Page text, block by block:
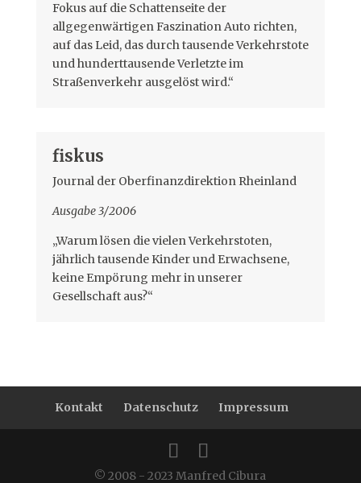
Fokus auf die Schattenseite der
allgegenwärtigen Faszination Auto richten,
auf das Leid, das durch tausende Verkehrstote
und hunderttausende Verletzte im
Straßenverkehr ausgelöst wird.“
fiskus
Journal der Oberfinanzdirektion Rheinland
Ausgabe 3/2006
„Warum lösen die vielen Verkehrstoten,
jährlich tausende Kinder und Erwachsene,
keine Empörung mehr in unserer
Gesellschaft aus?“
Kontakt Datenschutz Impressum
© 2008 - 2023 Manfred Cibura